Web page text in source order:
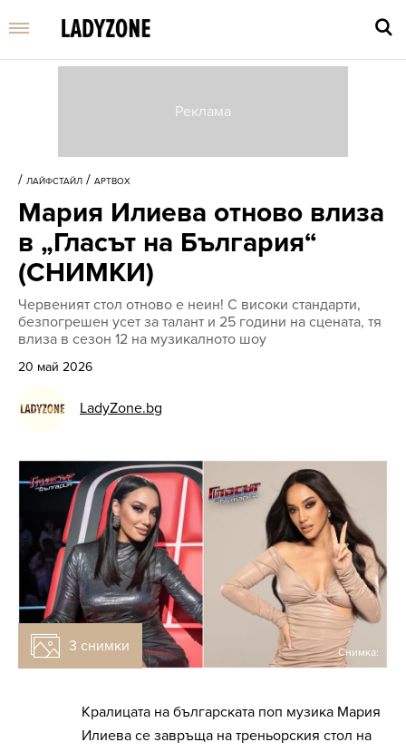
и
/ ЛАЙФСТАЙЛ / АРТBOX
Мария Илиева отново влиза
в „Гласът на България“
(СНИМКИ)
Червеният стол отново е неин! С високи стандарти,
безпогрешен усет за талант и 25 години на сцената, тя
влиза в сезон 12 на музикалното шоу
20 май 2026
LadyZone.bg
3 снимки Снимка:
Кралицата на българската поп музика Мария
Илиева се завръща на треньорския стол на